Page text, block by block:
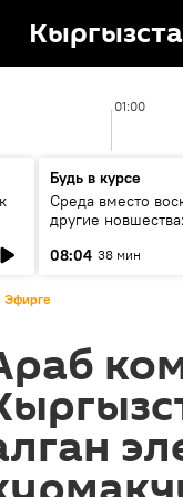
01:00
Будь в курсе
Среда вместо
другие
08:04 38 мин
Эфирге